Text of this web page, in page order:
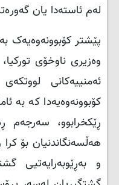
لەم ئاستەدا یان
پێشتر کۆبوونەوەیەک
وەزیری ناوخۆی
ئەمنییەکانی
کۆبوونەوەیەدا کە بە
ڕێکخرابوو، سەرجەم
هەڵسەنگاندنیان بۆ
و بەڕێوبەرایەتیی